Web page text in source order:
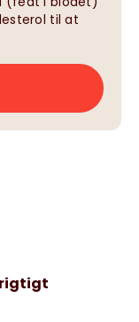
til at
rigtigt